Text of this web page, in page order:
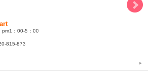
：00-5：00
815-873